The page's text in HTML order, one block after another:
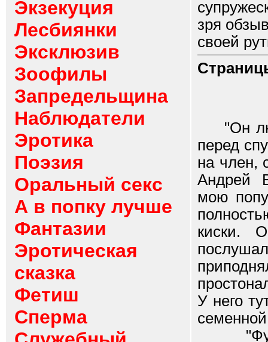
Экзекуция
Лесбиянки
Эксклюзив
Зоофилы
Запредельщина
Наблюдатели
Эротика
Поэзия
Оральный секс
А в попку лучше
Фантазии
Эротическая
сказка
Фетиш
Сперма
зря
своей
"Он
перед
на член,
Андрей
мою
киски.
У него
"Фу!